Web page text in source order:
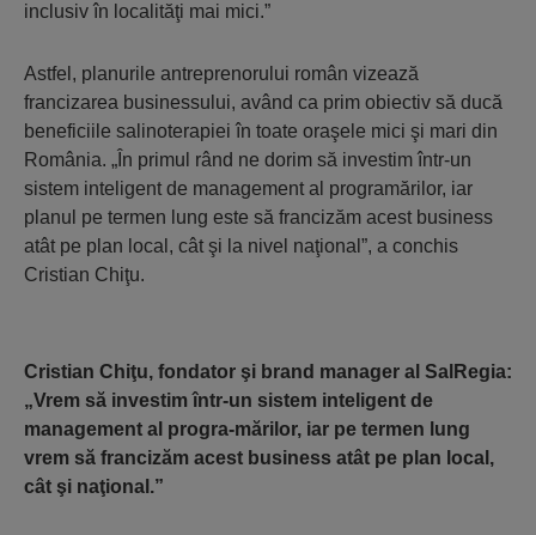
inclusiv în localităţi mai mici.”
Astfel, planurile antreprenorului român vizează
francizarea businessului, având ca prim obiectiv să ducă
beneficiile salinoterapiei în toate oraşele mici şi mari din
România. „În primul rând ne dorim să investim într-un
sistem inteligent de management al programărilor, iar
planul pe termen lung este să francizăm acest business
atât pe plan local, cât şi la nivel naţional”, a conchis
Cristian Chiţu.
Cristian Chiţu, fondator şi brand manager al SalRegia:
„Vrem să investim într-un sistem inteligent de
management al progra-mărilor, iar pe termen lung
vrem să francizăm acest business atât pe plan local,
cât şi naţional.”